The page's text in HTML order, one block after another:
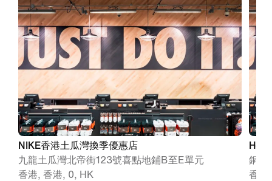
NIKE香港土瓜灣換季優惠店
九龍土瓜灣北帝街123號喜點地鋪B至E單元
香港, 香港, 0, HK
銅鑼
香港